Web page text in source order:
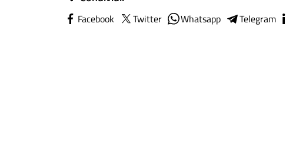
Facebook Twitter Whatsapp Telegram